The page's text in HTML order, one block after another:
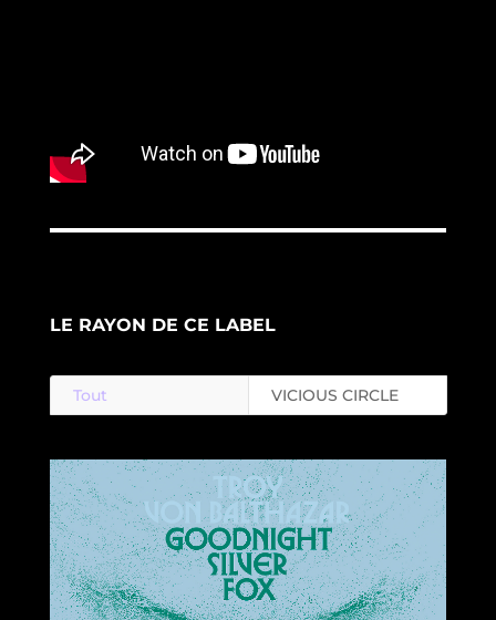
LE RAYON DE CE LABEL
Tout VICIOUS CIRCLE